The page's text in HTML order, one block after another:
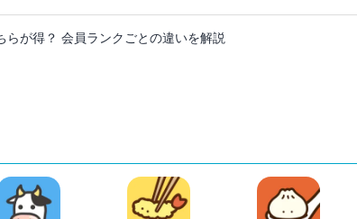
らが得？ 会員ランクごとの違いを解説